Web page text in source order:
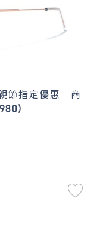
節指定優惠｜商